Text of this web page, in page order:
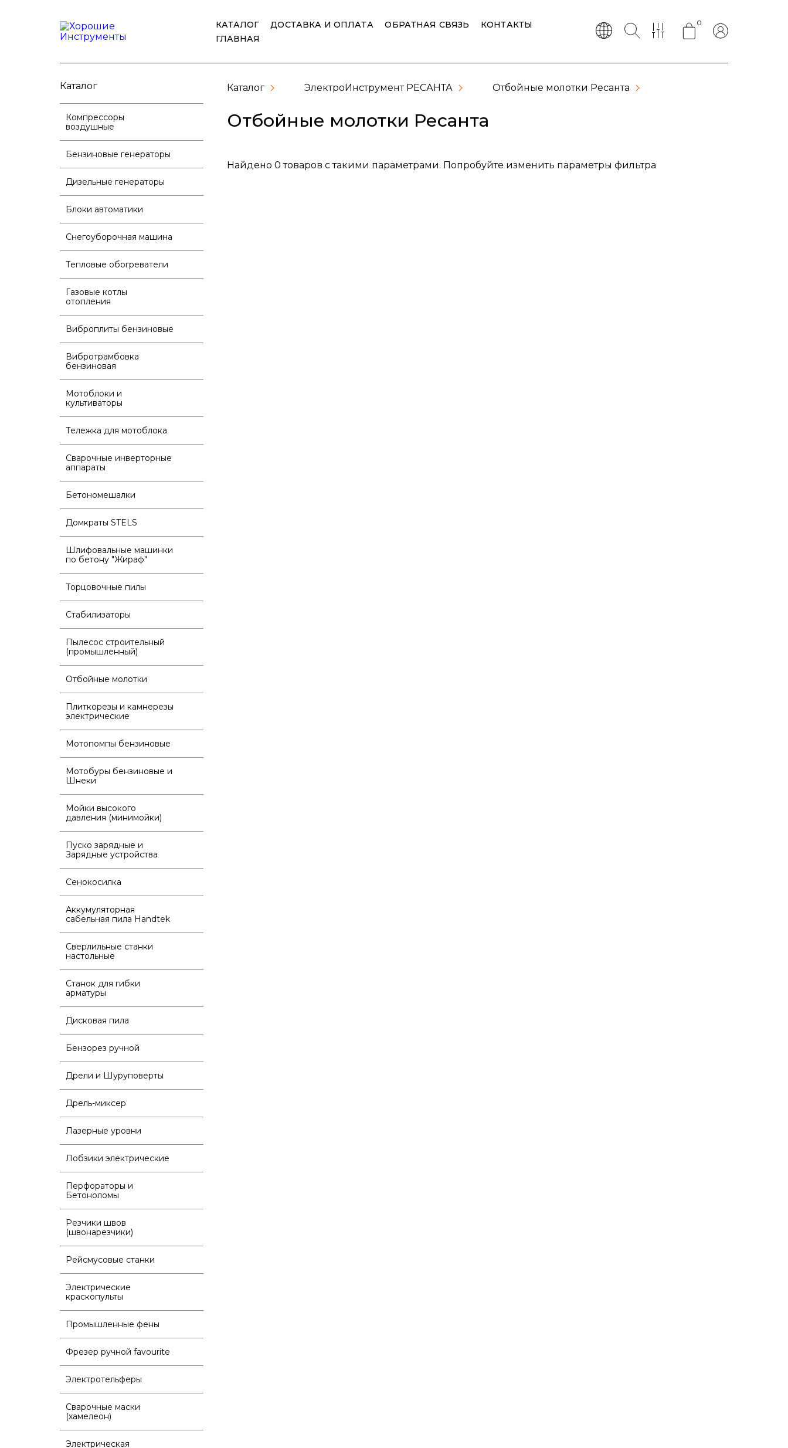
КАТАЛОГ ДОСТАВКА И ОПЛАТА ОБРАТНАЯ СВЯЗЬ
КОНТАКТЫ
ГЛАВНАЯ
0
Каталог
Компрессоры
воздушные
Бензиновые генераторы
Дизельные генераторы
Блоки автоматики
Снегоуборочная машина
Тепловые обогреватели
Газовые котлы
отопления
Виброплиты бензиновые
Вибротрамбовка
бензиновая
Мотоблоки и
культиваторы
Тележка для мотоблока
Сварочные инверторные
аппараты
Бетономешалки
Домкраты STELS
Шлифовальные машинки
по бетону "Жираф"
Торцовочные пилы
Стабилизаторы
Пылесос строительный
(промышленный)
Отбойные молотки
Плиткорезы и камнерезы
электрические
Мотопомпы бензиновые
Мотобуры бензиновые и
Шнеки
Мойки высокого
давления (минимойки)
Пуско зарядные и
Зарядные устройства
Сенокосилка
Аккумуляторная
сабельная пила Handtek
Сверлильные станки
настольные
Станок для гибки
арматуры
Дисковая пила
Бензорез ручной
Дрели и Шуруповерты
Дрель-миксер
Лазерные уровни
Лобзики электрические
Перфораторы и
Бетоноломы
Резчики швов
(швонарезчики)
Рейсмусовые станки
Электрические
краскопульты
Промышленные фены
Фрезер ручной favourite
Электротельферы
Сварочные маски
(хамелеон)
Электрическая
Каталог ЭлектроИнструмент РЕСАНТА Отбойные молотки Ресанта
Отбойные молотки Ресанта
Найдено 0 товаров с такими параметрами. Попробуйте изменить параметры фильтра